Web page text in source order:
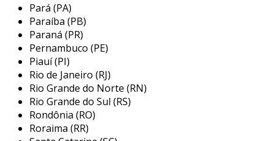
speedo podem variar conforme o produto em
questão, mas, geralmente, incluem uma gama
de manutenções e reparos. É importante
compreender quais serviços estão disponíveis
para que os consumidores possam tirar o
máximo proveito de seus equipamentos.
algumas das principais ofertas incluem:
reparo de trajes de banho:
reforço de áreas danificadas, como
Pará (PA)
Paraíba (PB)
Paraná (PR)
Pernambuco (PE)
Piauí (PI)
Rio de Janeiro (RJ)
Rio Grande do Norte (RN)
Rio Grande do Sul (RS)
Rondônia (RO)
Roraima (RR)